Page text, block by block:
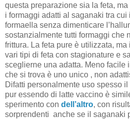
questa preparazione sia la feta,
i formaggi adatti al saganaki tra
formaella senza dimenticare
sostanzialmente tutti formaggi che
frittura. La feta pure è utilizzata,
vari tipi di feta con stagionature e
sceglierne una adatta. Meno facile
che si trova è uno unico , non
Difatti personalmente uso spesso
pur essendo di latte vaccino è
sperimento con dell’altro, con
sorprendenti anche se il saganaki